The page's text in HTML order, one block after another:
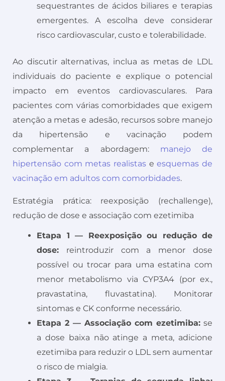
sequestrantes de ácidos biliares e terapias
emergentes. A escolha deve considerar
risco cardiovascular, custo e tolerabilidade.
Ao discutir alternativas, inclua as metas de LDL
individuais do paciente e explique o potencial
impacto em eventos cardiovasculares. Para
pacientes com várias comorbidades que exigem
atenção a metas e adesão, recursos sobre manejo
da hipertensão e vacinação podem
complementar a abordagem: manejo de
hipertensão com metas realistas eesquemas de
vacinação em adultos com comorbidades.
Estratégia prática: reexposição (rechallenge),
redução de dose e associação com ezetimiba
Etapa 1 — Reexposição ou redução de
dose: reintroduzir com a menor dose
possível ou trocar para uma estatina com
menor metabolismo via CYP3A4 (por ex.,
pravastatina, fluvastatina). Monitorar
sintomas e CK conforme necessário.
Etapa 2 — Associação com ezetimiba: se
a dose baixa não atinge a meta, adicione
ezetimiba para reduzir o LDL sem aumentar
o risco de mialgia.